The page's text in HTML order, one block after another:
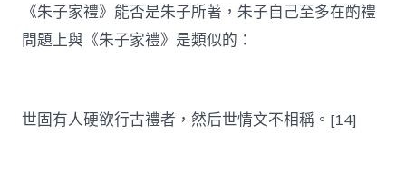
《朱子家禮》能否是朱子所著，朱子自己至多在酌禮
問題上與《朱子家禮》是類似的：
世固有人硬欲行古禮者，然后世情文不相稱。[14]